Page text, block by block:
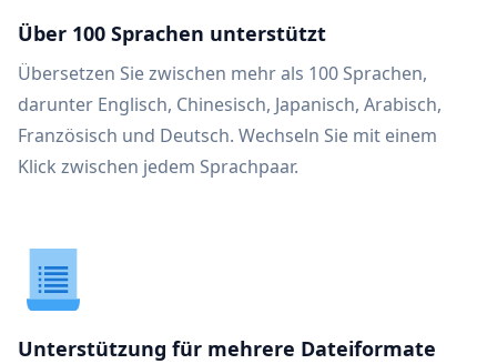
Über 100 Sprachen unterstützt
Übersetzen Sie zwischen mehr als 100 Sprachen,
darunter Englisch, Chinesisch, Japanisch, Arabisch,
Französisch und Deutsch. Wechseln Sie mit einem
Klick zwischen jedem Sprachpaar.
Unterstützung für mehrere Dateiformate